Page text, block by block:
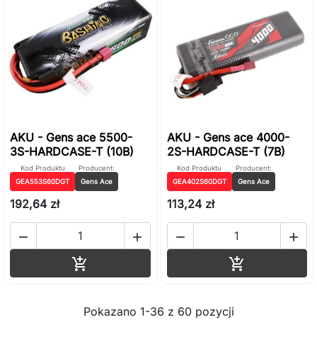
AKU - Gens ace 5500-
3S-HARDCASE-T (10B)
Kod Produktu
GEA553S60DGT
Producent:
Gens Ace
192,64 zł
 

AKU - Gens ace 4000-
2S-HARDCASE-T (7B)
Kod Produktu
GEA402S60DGT
Producent:
Gens Ace
113,24 zł
 

Pokazano 1-36 z 60 pozycji